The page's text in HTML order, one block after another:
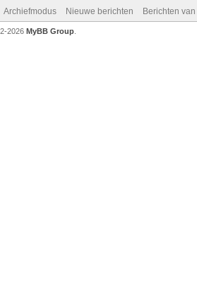
Archiefmodus Nieuwe berichten Berichten
2026 MyBB Group